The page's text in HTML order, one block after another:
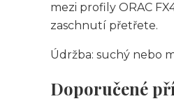
mezi profily ORAC
zaschnutí přetřete.
Údržba: suchý nebo
Doporučené